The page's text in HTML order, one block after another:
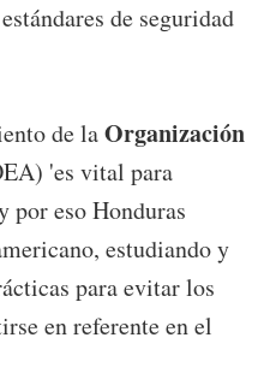
de seguridad
de laOrganización
'es vital para
por eso Honduras
estudiando y
para evitar los
en referente en el